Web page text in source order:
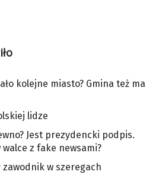
kolejne miasto? Gmina też ma
lidze
Jest prezydencki podpis.
walce z fake newsami?
w szeregach